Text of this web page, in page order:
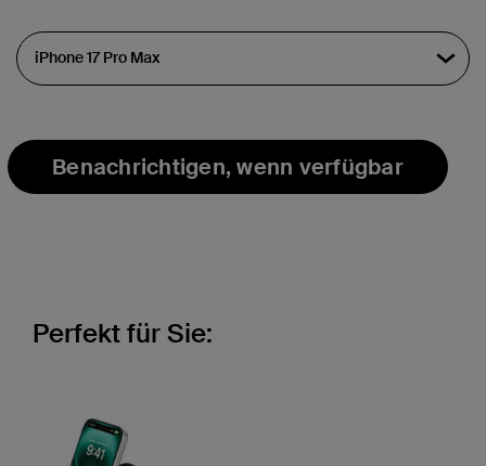
Benachrichtigen, wenn verfügbar
Perfekt für Sie: